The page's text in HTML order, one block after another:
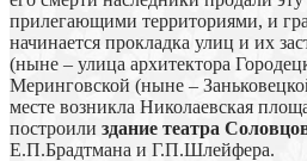
прилегающими территориями, и
начинается прокладка улиц и их
(ныне – улица архитектора
Меринговской (ныне –
месте возникла Николаевская
построили здание театра
Е.П.Брадтмана и Г.П.Шлейфера.